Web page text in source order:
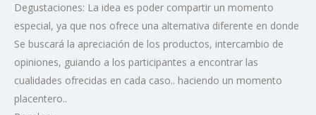
Degustaciones: La idea es poder compartir un momento
especial, ya que nos ofrece una alternativa diferente en donde
Se buscará la apreciación de los productos, intercambio de
opiniones, guiando a los participantes a encontrar las
cualidades ofrecidas en cada caso.. haciendo un momento
placentero..